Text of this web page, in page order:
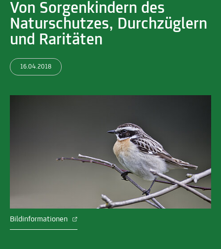
Von Sorgenkindern des
Naturschutzes, Durchzüglern
und Raritäten
16.04.2018
Bildinformationen